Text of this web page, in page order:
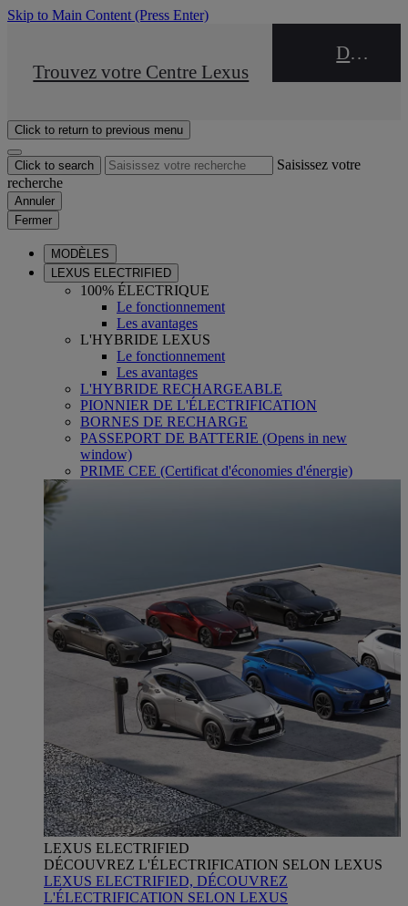
Skip to Main Content (Press Enter)
STOP DRIVE Takata
Trouvez votre Centre Lexus
DEALER NAME
Click to return to previous menu
Click to search
Saisissez votre
recherche
Annuler
Fermer
MODÈLES
LEXUS ELECTRIFIED
100% ÉLECTRIQUE
Le fonctionnement
Les avantages
L'HYBRIDE LEXUS
Le fonctionnement
Les avantages
L'HYBRIDE RECHARGEABLE
PIONNIER DE L'ÉLECTRIFICATION
BORNES DE RECHARGE
PASSEPORT DE BATTERIE (Opens in new
window)
PRIME CEE (Certificat d'économies d'énergie)
LEXUS ELECTRIFIED
DÉCOUVREZ L'ÉLECTRIFICATION SELON LEXUS
LEXUS ELECTRIFIED, DÉCOUVREZ
L'ÉLECTRIFICATION SELON LEXUS